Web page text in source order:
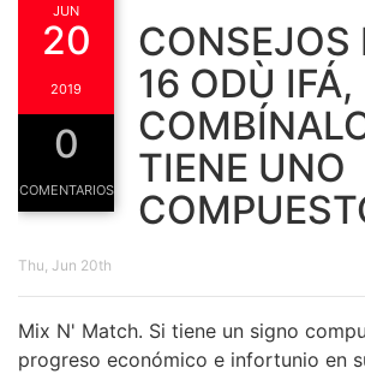
JUN
20
2019
0
COMENTARIOS
CONSEJOS
16 ODÙ IFÁ,
TIENE UNO
Thu, Jun 20th
Mix N' Match. Si tiene un signo
progreso económico e infortunio en